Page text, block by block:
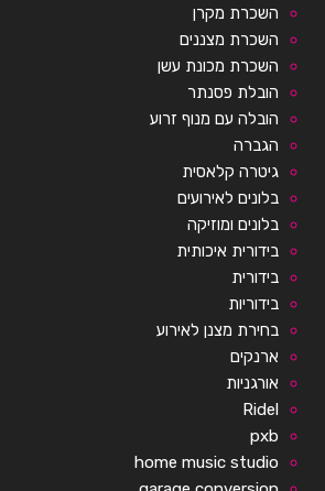
השכרת מקרן
השכרת מצננים
השכרת מכונת עשן
הובלת פסנתר
הובלה עם מנוף זרוע
הגברה
גיטרה קלאסית
בלונים לאירועים
בלונים ומוזיקה
בידורית איכותית
בידורית
בידוריות
בחירת מצנן לאירוע
ארנקים
אורגניות
Ridel
pxb
home music studio